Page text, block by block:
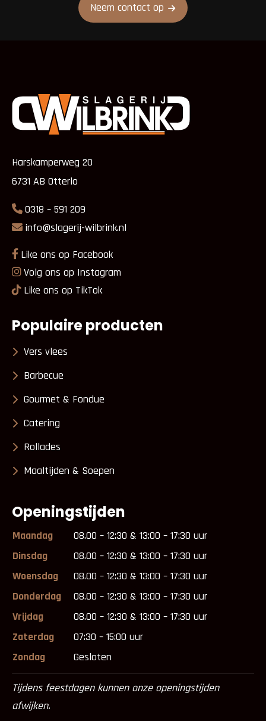
Neem contact op
Harskamperweg 20
6731 AB Otterlo
0318 – 591 209
info@slagerij-wilbrink.nl
Like ons op Facebook
Volg ons op Instagram
Like ons op TikTok
Populaire producten
Vers vlees
Barbecue
Gourmet & Fondue
Catering
Rollades
Maaltijden & Soepen
Openingstijden
Maandag
08.00 – 12:30 & 13:00 – 17:30 uur
Dinsdag
08.00 – 12:30 & 13:00 – 17:30 uur
Woensdag
08.00 – 12:30 & 13:00 – 17:30 uur
Donderdag
08.00 – 12:30 & 13:00 – 17:30 uur
Vrijdag
08.00 – 12:30 & 13:00 – 17:30 uur
Zaterdag
07:30 – 15:00 uur
Zondag
Gesloten
Tijdens feestdagen kunnen onze openingstijden
afwijken.